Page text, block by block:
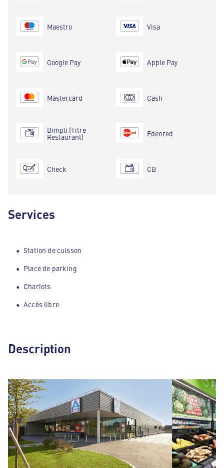
Maestro
Google Pay
Mastercard
Bimpli (Titre
Restaurant)
Check
Visa
Apple Pay
Cash
Edenred
CB
Services
Station de cuisson
Place de parking
Chariots
Accès libre
Description